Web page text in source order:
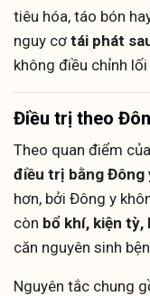
tiêu hóa, táo bón
nguy cơ tái phát
không điều chỉnh
Điều trị theo
Theo quan điểm
điều trị bằng Đông
hơn, bởi Đông y
còn bổ khí, kiện tỳ,
căn nguyên sinh
Nguyên tắc chung